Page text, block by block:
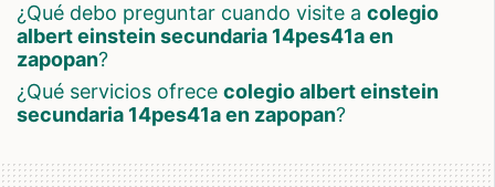
¿qué debo preguntar cuando visite a colegio
albert einstein secundaria 14pes41a en
zapopan?
¿qué servicios ofrece colegio albert einstein
secundaria 14pes41a en zapopan?